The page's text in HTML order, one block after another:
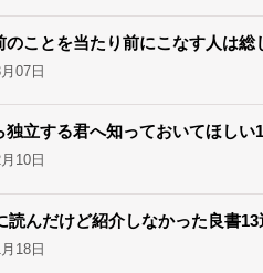
のことを当たり前にこなす人は
07日
独立する君へ知っておいてほしい
10日
読んだけど紹介しなかった良書13
18日